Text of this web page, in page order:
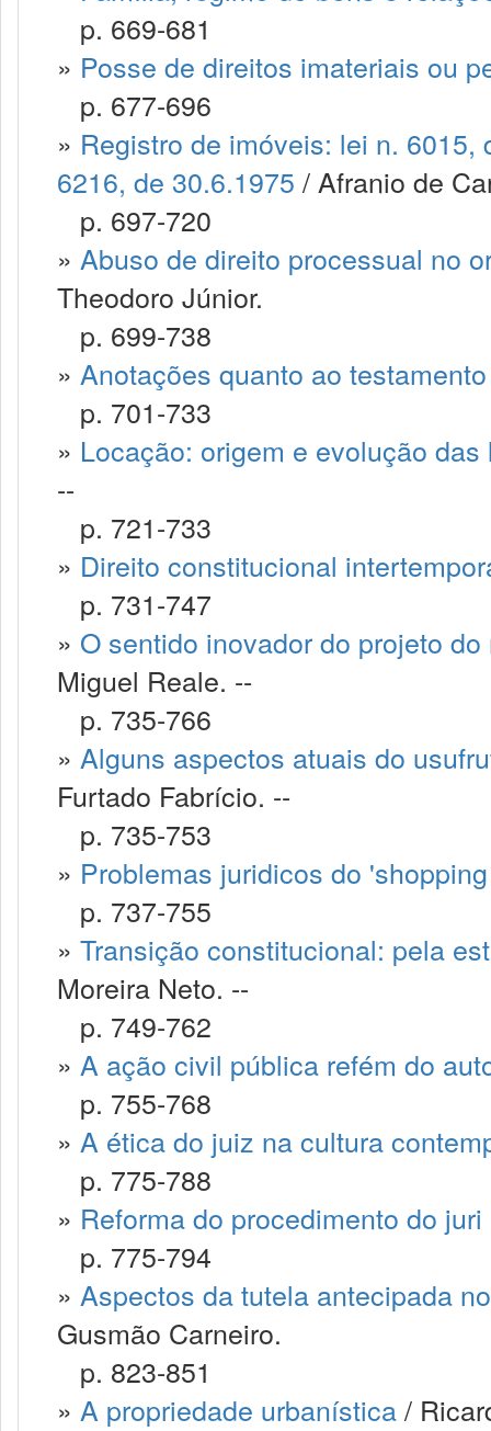
p. 669-681
» Posse de direitos imateriais ou
p. 677-696
» Registro de imóveis: lei n.
6216, de 30.6.1975 / Afranio de
p. 697-720
» Abuso de direito processual no
Theodoro Júnior.
p. 699-738
» Anotações quanto ao testamento
p. 701-733
» Locação: origem e evolução
--
p. 721-733
» Direito constitucional
p. 731-747
» O sentido inovador do projeto
Miguel Reale. --
p. 735-766
» Alguns aspectos atuais do
Furtado Fabrício. --
p. 735-753
» Problemas juridicos do
p. 737-755
» Transição constitucional: pela
Moreira Neto. --
p. 749-762
» A ação civil pública refém do
p. 755-768
» A ética do juiz na cultura
p. 775-788
» Reforma do procedimento do juri
p. 775-794
» Aspectos da tutela antecipada
Gusmão Carneiro.
p. 823-851
» A propriedade urbanística/